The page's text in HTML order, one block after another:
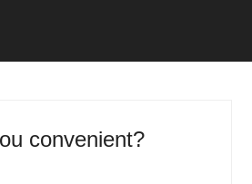
convenient?